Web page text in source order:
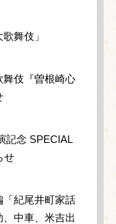
舞伎」
舞伎『曽根崎心
記念 SPECIAL
せ
紀尾井町家話
中車、米吉出